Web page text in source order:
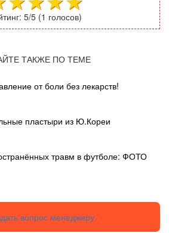
5/5 (1 голосов)
ТАКЖЕ ПО ТЕМЕ
от боли без лекарств!
пластыри из Ю.Кореи
травм в футболе: ФОТО
вопрос менеджеру